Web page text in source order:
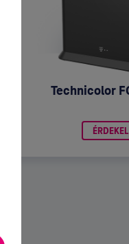
Technicolor
ÉRDEKEL